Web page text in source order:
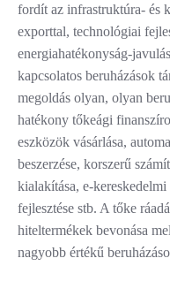
fordít az infrastruktúra- és
exporttal, technológiai
energiahatékonyság-
kapcsolatos beruházások
megoldás olyan, olyan
hatékony tőkeági
eszközök vásárlása,
beszerzése, korszerű
kialakítása, e-
fejlesztése stb. A tőke
hiteltermékek bevonása
nagyobb értékű